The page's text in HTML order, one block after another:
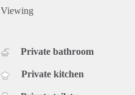
Viewing
Private bathroom
Private kitchen